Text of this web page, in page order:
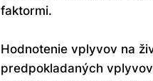
faktormi.
Hodnotenie vplyvov na
predpokladaných